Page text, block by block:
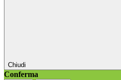
Chiudi
Conferma